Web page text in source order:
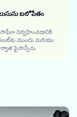
బలోపేతం
నిర్వహించడానికి
ముందు మరియు
ఫైనాన్స్‌ను